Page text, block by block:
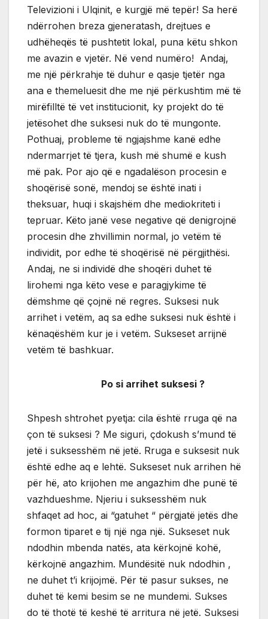
Televizioni i Ulqinit, e kurgjë më tepër! Sa herë
ndërrohen breza gjeneratash, drejtues e
udhëheqës të pushtetit lokal, puna këtu shkon
me avazin e vjetër. Në vend numëro! Andaj,
me një përkrahje të duhur e qasje tjetër nga
ana e themeluesit dhe me një përkushtim më të
mirëfilltë të vet institucionit, ky projekt do të
jetësohet dhe suksesi nuk do të mungonte.
Pothuaj, probleme të ngjajshme kanë edhe
ndermarrjet të tjera, kush më shumë e kush
më pak. Por ajo që e ngadalëson procesin e
shoqërisë sonë, mendoj se është inati i
theksuar, huqi i skajshëm dhe mediokriteti i
tepruar. Këto janë vese negative që denigrojnë
procesin dhe zhvillimin normal, jo vetëm të
individit, por edhe të shoqërisë në përgjithësi.
Andaj, ne si individë dhe shoqëri duhet të
lirohemi nga këto vese e paragjykime të
dëmshme që çojnë në regres. Suksesi nuk
arrihet i vetëm, aq sa edhe suksesi nuk është i
kënaqëshëm kur je i vetëm. Sukseset arrijnë
vetëm të bashkuar.
Po si arrihet suksesi ?
Shpesh shtrohet pyetja: cila është rruga që na
çon të suksesi ? Me siguri, çdokush s’mund të
jetë i suksesshëm në jetë. Rruga e suksesit nuk
është edhe aq e lehtë. Sukseset nuk arrihen hë
për hë, ato krijohen me angazhim dhe punë të
vazhdueshme. Njeriu i suksesshëm nuk
shfaqet ad hoc, ai “gatuhet “ përgjatë jetës dhe
formon tiparet e tij një nga një. Sukseset nuk
ndodhin mbenda natës, ata kërkojnë kohë,
kërkojnë angazhim. Mundësitë nuk ndodhin ,
ne duhet t’i krijojmë. Për të pasur sukses, ne
duhet të kemi besim se ne mundemi. Sukses
do të thotë të keshë të arritura në jetë. Suksesi